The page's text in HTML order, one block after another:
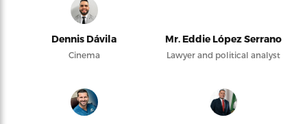
Dennis Dávila
Cinema
Mr. Eddie López Serrano
Lawyer and political analyst